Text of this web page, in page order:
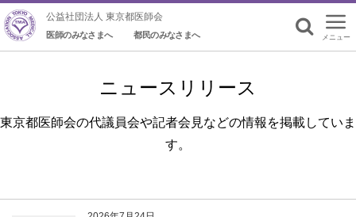
公益社団法人 東京都医師会
医師のみなさまへ 都民のみなさまへ メニュー
検索
ニュースリリース
東京都医師会の代議員会や記者会見などの情報を掲載していま
す。